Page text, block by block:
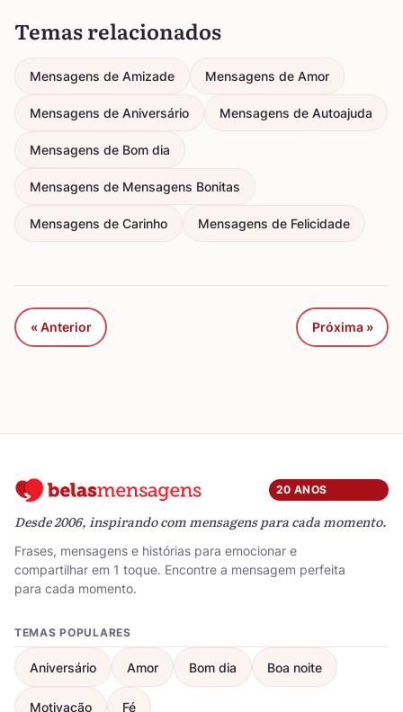
Temas relacionados
Mensagens de Amizade Mensagens de Amor
Mensagens de Aniversário Mensagens de Autoajuda
Mensagens de Bom dia
Mensagens de Mensagens Bonitas
Mensagens de Carinho Mensagens de Felicidade
« Anterior Próxima »
20 ANOS
Desde 2006, inspirando com mensagens para cada momento.
Frases, mensagens e histórias para emocionar e
compartilhar em 1 toque. Encontre a mensagem perfeita
para cada momento.
TEMAS POPULARES
Aniversário Amor Bom dia Boa noite
Motivação Fé